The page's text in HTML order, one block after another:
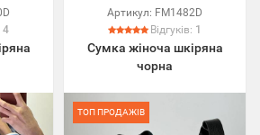
4
Артикул: FM1482D
Відгуків: 1
Сумка жіноча шкіряна
чорна
ТОП ПРОДАЖІВ